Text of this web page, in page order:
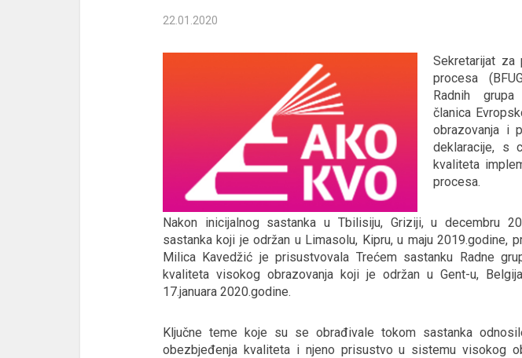
22.01.2020
Sekretarijat za
procesa
Radnih
članica
obrazovanja i
deklaracije, s
kvaliteta
procesa.
Nakon inicijalnog sastanka u Tbilisiju, Griziji, u decembru
sastanka koji je održan u Limasolu, Kipru, u maju 2019.godine,
Milica Kavedžić je prisustvovala Trećem sastanku Radne
kvaliteta visokog obrazovanja koji je održan u Gent-u,
17.januara 2020.godine.
Ključne teme koje su se obrađivale tokom sastanka
obezbjeđenja kvaliteta i njeno prisustvo u sistemu visokog